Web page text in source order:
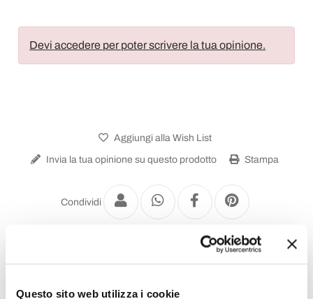
Questo sito web utilizza i cookie
Devi accedere per poter scrivere la tua opinione.
Aggiungi alla Wish List
Invia la tua opinione su questo prodotto Stampa
Condividi